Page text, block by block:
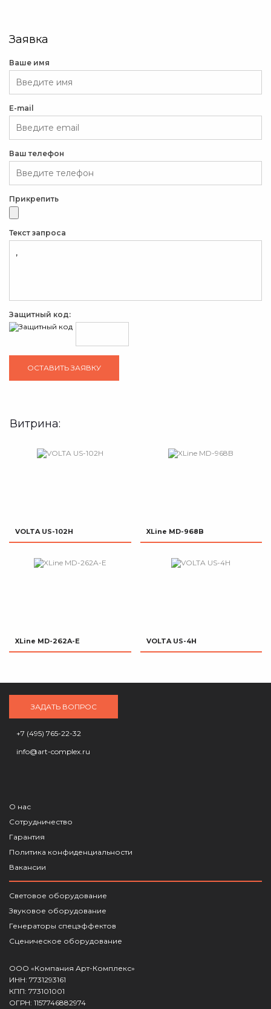
Заявка
Ваше имя
E-mail
Ваш телефон
Прикрепить
Текст запроса
Защитный код:
Витрина:
VOLTA US-102H XLine MD-968B
XLine MD-262A-E VOLTA US-4Н
ЗАДАТЬ ВОПРОС
+7 (495) 765-22-32
info@art-complex.ru
О нас
Сотрудничество
Гарантия
Политика конфиденциальности
Вакансии
Световое оборудование
Звуковое оборудование
Генераторы спецэффектов
Сценическое оборудование
ООО «Компания Арт-Комплекс»
ИНН: 7731293161
КПП: 773101001
ОГРН: 1157746882974